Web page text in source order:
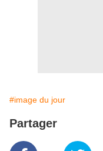
#image du jour
Partager